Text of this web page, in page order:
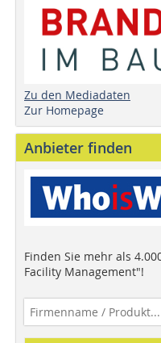
Zu den Mediadaten
Zur Homepage
Anbieter finden
Finden Sie mehr als
Facility Management"!